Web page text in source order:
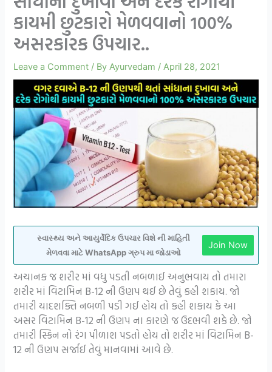
કાયમી છુટકારો મેળવવાનો 100%
અસરકારક ઉપચાર..
Leave a Comment / ByAyurvedam /April 28, 2021
સ્વાસ્થ્ય અને આયુર્વેદિક ઉપચાર વિશે ની માહિતી
મેળવવા માટે WhatsApp ગ્રુપ મા જોડાઓ
Join Now
અચાનક જ શરીર માં વધુ પડતી નબળાઈ અનુભવાય તો તમારા
શરીર માં વિટામિન B-12 ની ઉણપ થઈ છે તેવું કહી શકાય. જો
તમારી યાદશક્તિ નબળી પડી ગઈ હોય તો કહી શકાય કે આ
અસર વિટામિન B-12 ની ઉણપ ના કારણે જ ઉદભવી શકે છે. જો
તમારી સ્કિન નો રંગ પીળાશ પડતો હોય તો શરીર માં વિટામિન B-
12 ની ઉણપ સર્જાઈ તેવું માનવામાં આવે છે.